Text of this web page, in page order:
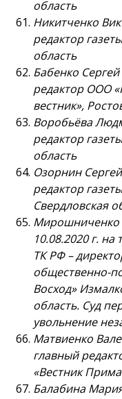
область
Никитченко
редактор
область
Бабенко
редактор ООО
вестник»,
Воробьёва
редактор
область
Озорнин
редактор
Свердловская
Мирошниченко
10.08.2020 г.
ТК РФ –
общественно-
Восход»
область. Суд
увольнение
Матвиенко
главный
«Вестник
Балабина